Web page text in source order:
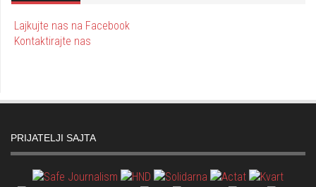
Lajkujte nas na Facebook
Kontaktirajte nas
PRIJATELJI SAJTA